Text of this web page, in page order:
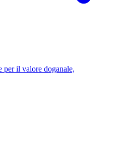
per il valore doganale,